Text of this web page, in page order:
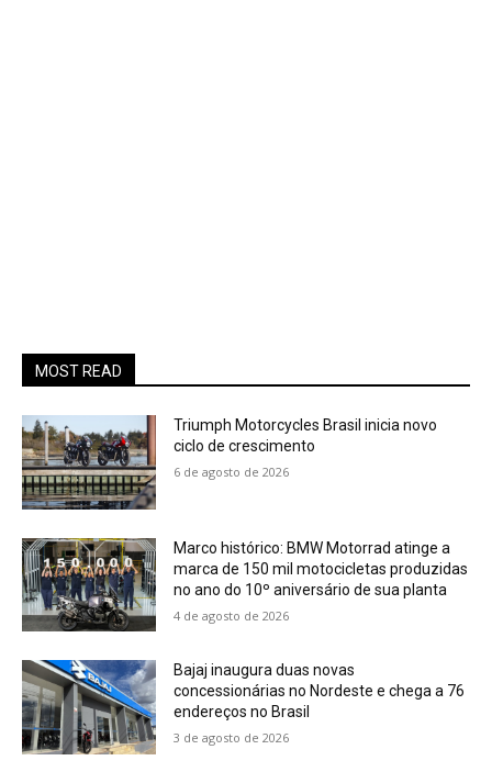
MOST READ
Triumph Motorcycles Brasil inicia novo
ciclo de crescimento
6 de agosto de 2026
Marco histórico: BMW Motorrad atinge a
marca de 150 mil motocicletas produzidas
no ano do 10º aniversário de sua planta
4 de agosto de 2026
Bajaj inaugura duas novas
concessionárias no Nordeste e chega a 76
endereços no Brasil
3 de agosto de 2026